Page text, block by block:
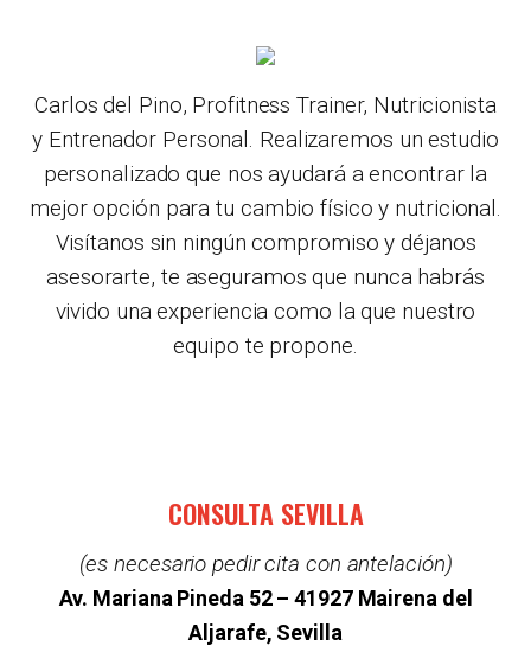
Carlos del Pino, Profitness Trainer, Nutricionista
y Entrenador Personal. Realizaremos un estudio
personalizado que nos ayudará a encontrar la
mejor opción para tu cambio físico y nutricional.
Visítanos sin ningún compromiso y déjanos
asesorarte, te aseguramos que nunca habrás
vivido una experiencia como la que nuestro
equipo te propone.
CONSULTA SEVILLA
(es necesario pedir cita con antelación)
Av. Mariana Pineda 52 –41927 Mairena del
Aljarafe, Sevilla